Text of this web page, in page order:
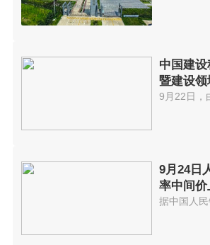
中国建
暨建设领
会在京举
9月24日
率中间价